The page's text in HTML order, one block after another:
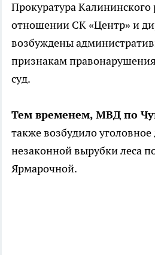
Прокуратура Калининского
отношении СК «Центр» и
возбуждены
признакам
суд.
Тем временем, МВД по
также возбудило
незаконной вырубки леса
Ярмарочной.